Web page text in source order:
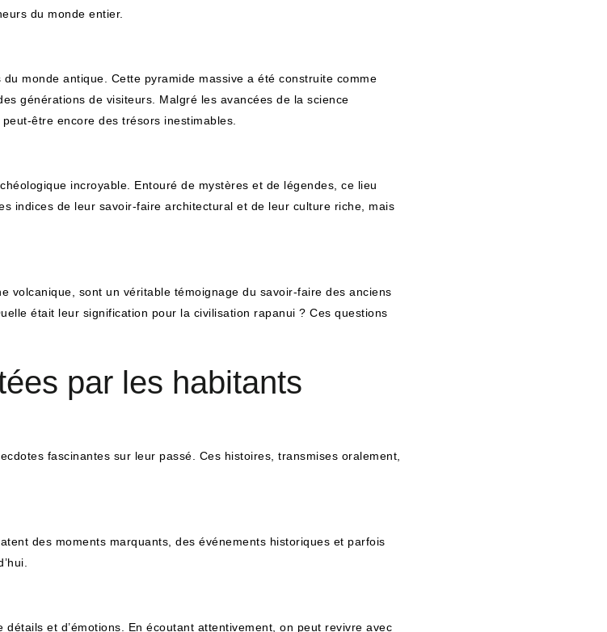
du monde entier.
monde antique. Cette pyramide massive a été construite comme
générations de visiteurs. Malgré les avancées de la science
être encore des trésors inestimables.
incroyable. Entouré de mystères et de légendes, ce lieu
indices de leur savoir-faire architectural et de leur culture riche, mais
volcanique, sont un véritable témoignage du savoir-faire des anciens
était leur signification pour la civilisation rapanui ? Ces questions
par les habitants
fascinantes sur leur passé. Ces histoires, transmises oralement,
des moments marquants, des événements historiques et parfois
et d’émotions. En écoutant attentivement, on peut revivre avec